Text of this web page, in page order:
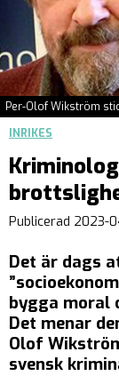
Per-Olof Wikström
INRIKES
Publicerad 2023-
Det är dags
bygga moral
Det menar
Olof
svensk